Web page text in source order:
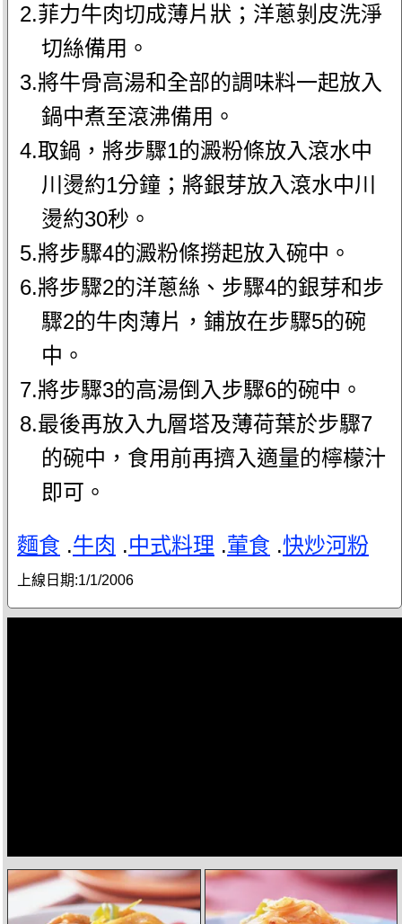
2.菲力牛肉切成薄片狀；洋蔥剝皮洗淨
切絲備用。
3.將牛骨高湯和全部的調味料一起放入
鍋中煮至滾沸備用。
4.取鍋，將步驟1的澱粉條放入滾水中
川燙約1分鐘；將銀芽放入滾水中川
燙約30秒。
5.將步驟4的澱粉條撈起放入碗中。
6.將步驟2的洋蔥絲、步驟4的銀芽和步
驟2的牛肉薄片，鋪放在步驟5的碗
中。
7.將步驟3的高湯倒入步驟6的碗中。
8.最後再放入九層塔及薄荷葉於步驟7
的碗中，食用前再擠入適量的檸檬汁
即可。
麵食 .牛肉 .中式料理 .葷食 .快炒河粉
上線日期:1/1/2006